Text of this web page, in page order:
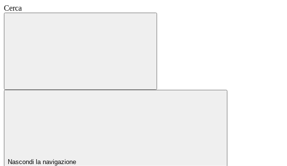
Cerca
Nascondi la navigazione